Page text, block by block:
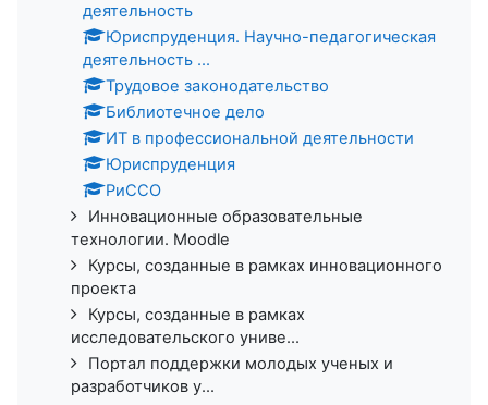
деятельность
Юриспруденция. Научно-педагогическая
деятельность ...
Трудовое законодательство
Библиотечное дело
ИТ в профессиональной деятельности
Юриспруденция
РиССО
Инновационные образовательные
технологии. Moodle
Курсы, созданные в рамках инновационного
проекта
Курсы, созданные в рамках
исследовательского униве...
Портал поддержки молодых ученых и
разработчиков у...